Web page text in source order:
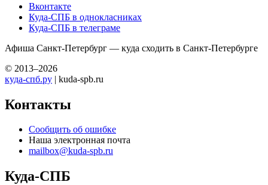
Вконтакте
Куда-СПБ в однокласниках
Куда-СПБ в телеграме
Афиша Санкт-Петербург — куда сходить в Санкт-Петербурге
© 2013–2026
куда-спб.ру | kuda-spb.ru
Контакты
Сообщить об ошибке
Наша электронная почта
mailbox@kuda-spb.ru
Куда-СПБ